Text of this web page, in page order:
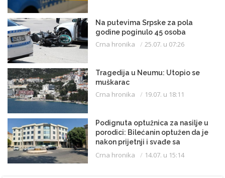
Na putevima Srpske za pola
godine poginulo 45 osoba
Crna hronika 25.07. u 07:26
Tragedija u Neumu: Utopio se
muškarac
Crna hronika 19.07. u 18:11
Podignuta optužnica za nasilje u
porodici: Bilećanin optužen da je
nakon prijetnji i svađe sa
partnerkom zapalio kuću
Crna hronika 14.07. u 15:14